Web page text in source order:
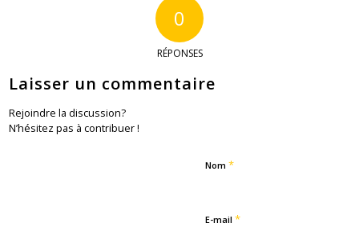
0
RÉPONSES
Laisser un commentaire
Rejoindre la discussion?
N’hésitez pas à contribuer !
Nom*
E-mail*